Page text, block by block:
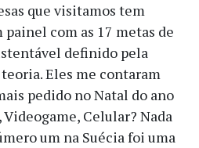
que visitamos tem
com as 17 metas de
definido pela
teoria. Eles me contaram
pedido no Natal do ano
Videogame, Celular? Nada
um na Suécia foi uma